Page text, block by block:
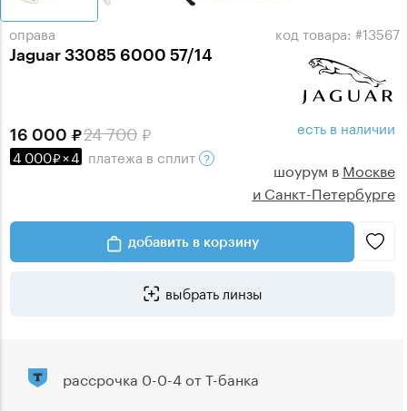
оправа
Jaguar 33085 6000 57/14
код товара: #13567
24 700
16 000
4 000 ×4 платежа в сплит
есть в наличии
шоурум в Москве
и Санкт-Петербурге
добавить в корзину
выбрать линзы
рассрочка 0-0-4 от Т-банка